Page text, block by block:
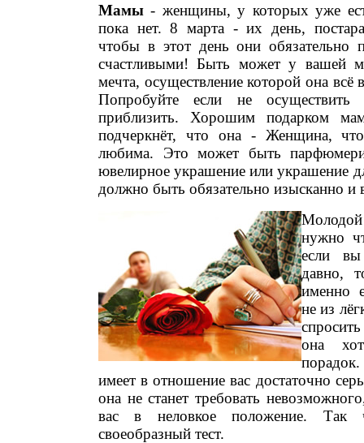
Мамы - женщины, у которых уже
пока нет. 8 марта - их день,
чтобы в этот день они обязательно
счастливыми! Быть может у вашей
мечта, осуществление которой она всё
Попробуйте если не
приблизить. Хорошим подарком
подчеркнёт, что она - Женщина,
любима. Это может быть
ювелирное украшение или украшение
должно быть обязательно изысканно и
нужно
если
давно,
именно
не из
она
имеет в отношение вас достаточно
она не станет требовать
вас в неловкое положение.
своеобразный тест.